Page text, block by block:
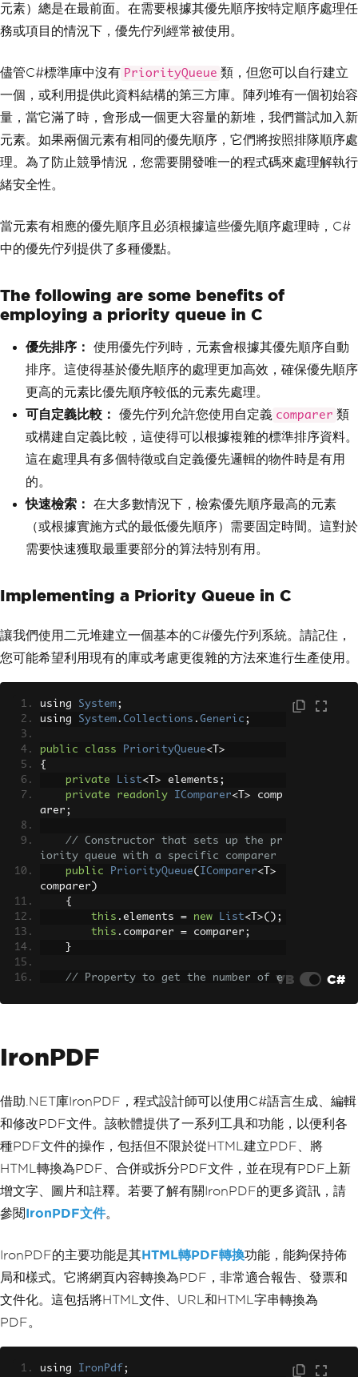
元素）總是在最前面。在需要根據其優先順序按特定順序處理任
務或項目的情況下，優先佇列經常被使用。
儘管C#標準庫中沒有 PriorityQueue 類，但您可以自行建立
一個，或利用提供此資料結構的第三方庫。陣列堆有一個初始容
量，當它滿了時，會形成一個更大容量的新堆，我們嘗試加入新
元素。如果兩個元素有相同的優先順序，它們將按照排隊順序處
理。為了防止競爭情況，您需要開發唯一的程式碼來處理解執行
緒安全性。
當元素有相應的優先順序且必須根據這些優先順序處理時，C#
中的優先佇列提供了多種優點。
The following are some benefits of
employing a priority queue in C
優先排序：
使用優先佇列時，元素會根據其優先順序自動
排序。這使得基於優先順序的處理更加高效，確保優先順序
更高的元素比優先順序較低的元素先處理。
可自定義比較：
優先佇列允許您使用自定義 comparer 類
或構建自定義比較，這使得可以根據複雜的標準排序資料。
這在處理具有多個特徵或自定義優先邏輯的物件時是有用
的。
快速檢索：
在大多數情況下，檢索優先順序最高的元素
（或根據實施方式的最低優先順序）需要固定時間。這對於
需要快速獲取最重要部分的算法特別有用。
Implementing a Priority Queue in C
讓我們使用二元堆建立一個基本的C#優先佇列系統。請記住，
您可能希望利用現有的庫或考慮更復雜的方法來進行生產使用。
using System;
using System . Collections . Generic ;
public class PriorityQueue<
>
{
private
List< > elements ;
private
readonly IComparer< > comp
arer ;
// Constructor that sets up the pr
iority queue with a specific comparer
public
PriorityQueue( IComparer<
>
comparer )
{
this . elements = new List<
>();
this . comparer = comparer ;
}
// Property to get the number of e
// Method to add an element to the
priority queue
{
        elements
);
int index = Count - 1;
// Bubble up the newly added i
tem to maintain heap property
while
(index > 0)
{
if
(comparer.Compare(eleme
0)
break
;
VB C#
IronPDF
借助.NET庫IronPDF，程式設計師可以使用C#語言生成、編輯
和修改PDF文件。該軟體提供了一系列工具和功能，以便利各
種PDF文件的操作，包括但不限於從HTML建立PDF、將
HTML轉換為PDF、合併或拆分PDF文件，並在現有PDF上新
增文字、圖片和註釋。若要了解有關IronPDF的更多資訊，請
參閱IronPDF文件。
IronPDF的主要功能是其HTML轉PDF轉換功能，能夠保持佈
局和樣式。它將網頁內容轉換為PDF，非常適合報告、發票和
文件化。這包括將HTML文件、URL和HTML字串轉換為
PDF。
using IronPdf ;